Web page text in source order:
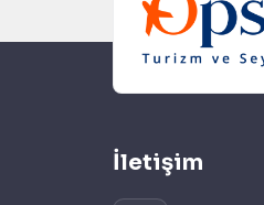
İletişim